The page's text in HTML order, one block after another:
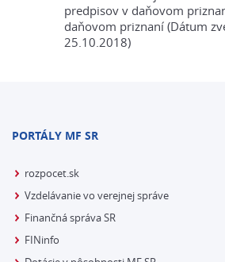
predpisov v daňovom
daňovom priznaní (Dátum
25.10.2018)
PORTÁLY MF SR
rozpocet.sk
Vzdelávanie vo verejnej správe
Finančná správa SR
FINinfo